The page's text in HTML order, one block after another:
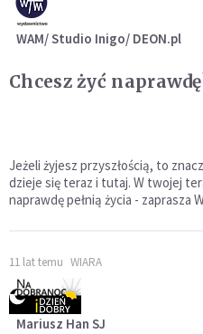
WAM/ Studio Inigo/ DEON.pl
Chcesz żyć
Jeżeli żyjesz przyszłością, to
dzieje się teraz i tutaj. W twojej
naprawdę pełnią życia - zaprasza
11 lat temu WIARA
Mariusz Han SJ